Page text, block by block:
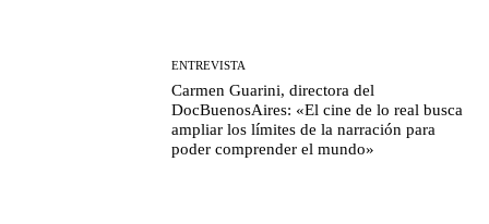
ENTREVISTA
Carmen Guarini, directora del
DocBuenosAires: «El cine de lo real busca
ampliar los límites de la narración para
poder comprender el mundo»